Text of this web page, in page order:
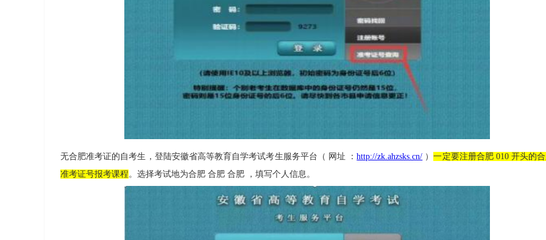
无合肥准考证的自考生，登陆安徽省高等教育自学考试考生服务平台（ 网址 ：http://zk.ahzsks.cn/ ）一定要注册合肥 010 开头的
准考证号报考课程。选择考试地为合肥 合肥 合肥 ，填写个人信息。